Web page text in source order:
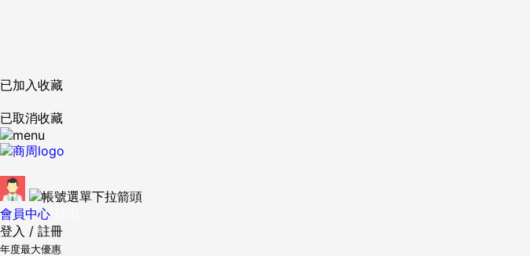
已加入收藏
已取消收藏
會員中心
登入 / 註冊
年度最大優惠